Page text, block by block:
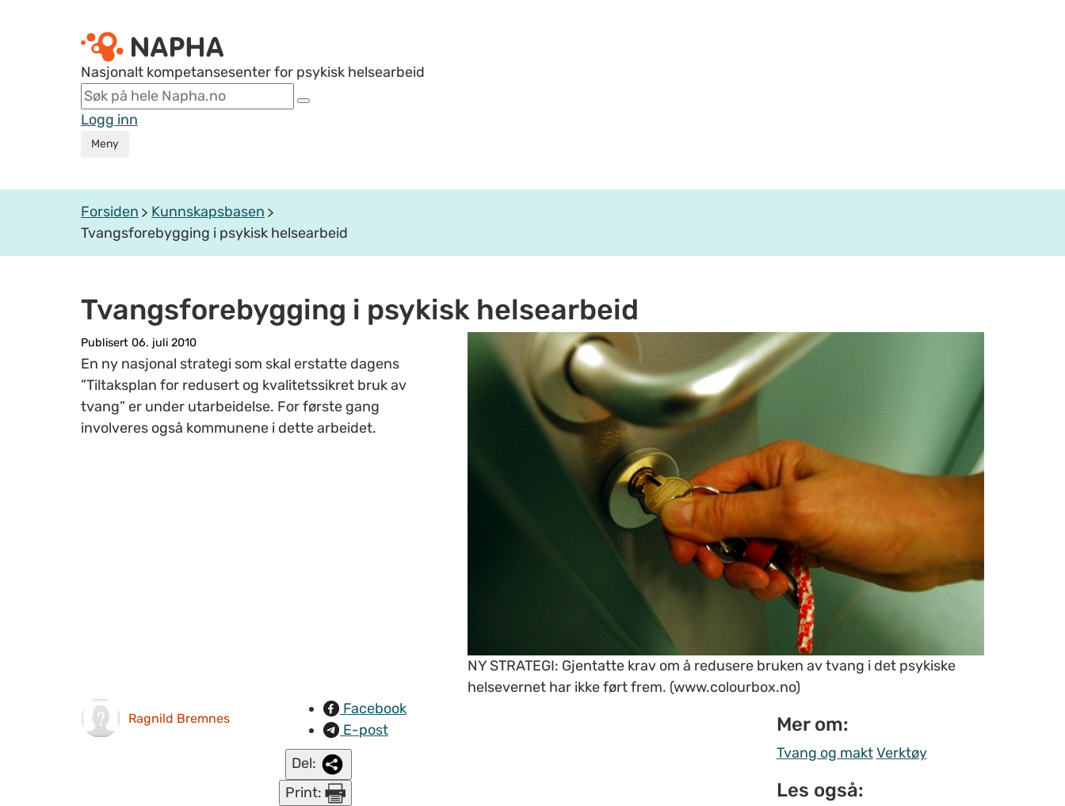
Nasjonalt kompetansesenter for psykisk helsearbeid
Logg inn
Meny
Forsiden
Kunnskapsbasen
Tvangsforebygging i psykisk helsearbeid
Tvangsforebygging i psykisk helsearbeid
Publisert 06. juli 2010
En ny nasjonal strategi som skal erstatte dagens
”Tiltaksplan for redusert og kvalitetssikret bruk av
tvang” er under utarbeidelse. For første gang
involveres også kommunene i dette arbeidet.
NY STRATEGI: Gjentatte krav om å redusere bruken av tvang i det psykiske
helsevernet har ikke ført frem. (www.colourbox.no)
Ragnild Bremnes
Facebook
E-post
Del:
Print:
Mer om:
Tvang og makt Verktøy
Les også: